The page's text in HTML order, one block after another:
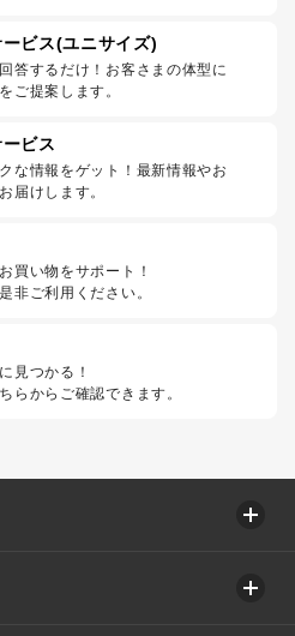
ビス(ユニサイズ)
答するだけ！お客さまの体型に
ご提案します。
ビス
な情報をゲット！最新情報やお
届けします。
買い物をサポート！
非ご利用ください。
見つかる！
らからご確認できます。